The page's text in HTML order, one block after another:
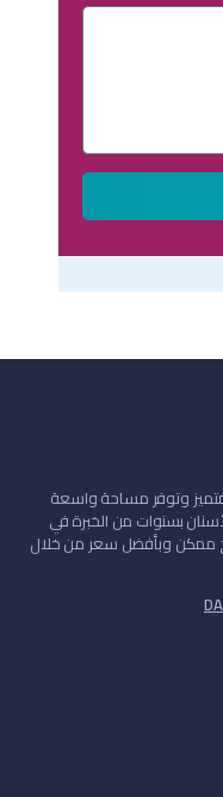
وتوفر مساحة واسعة
بسنوات من الخبرة في
ممكن وبأفضل سعر من خلال